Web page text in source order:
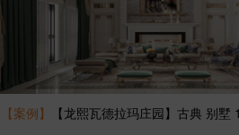
【案例】 【龙熙瓦德拉玛庄园】古典 别墅